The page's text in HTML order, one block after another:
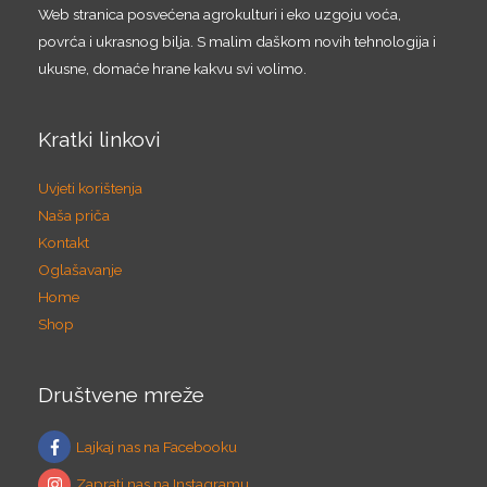
Web stranica posvećena agrokulturi i eko uzgoju voća,
povrća i ukrasnog bilja. S malim daškom novih tehnologija i
ukusne, domaće hrane kakvu svi volimo.
Kratki linkovi
Uvjeti korištenja
Naša priča
Kontakt
Oglašavanje
Home
Shop
Društvene mreže
Lajkaj nas na Facebooku